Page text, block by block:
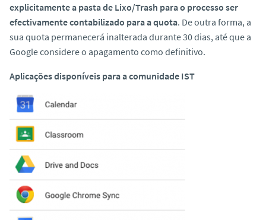
explicitamente a pasta de Lixo/Trash para o processo ser
efectivamente contabilizado para a quota. De outra forma, a
sua quota permanecerá inalterada durante 30 dias, até que a
Google considere o apagamento como definitivo.
Aplicações disponíveis para a comunidade IST